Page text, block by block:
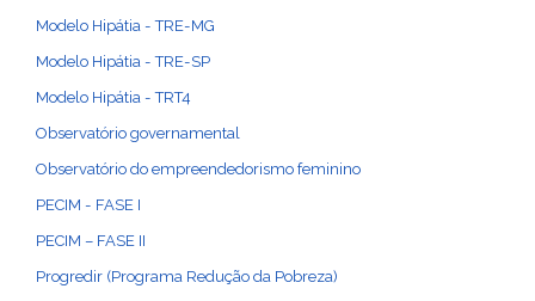
Modelo Hipátia - TRE-MG
Modelo Hipátia - TRE-SP
Modelo Hipátia - TRT4
Observatório governamental
Observatório do empreendedorismo feminino
PECIM - FASE I
PECIM – FASE II
Progredir (Programa Redução da Pobreza)